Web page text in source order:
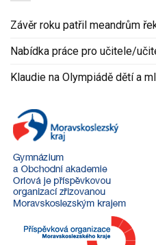
Závěr roku patřil meandrům
Nabídka práce pro učitele/
Klaudie na Olympiádě dětí a